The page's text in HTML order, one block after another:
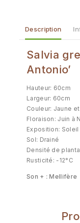
Description
Salvia
Antonio’
Hauteur: 60cm
Largeur: 60cm
Couleur: Jaune
Floraison: Juin à
Exposition: Soleil
Sol: Drainé
Densité de
Rusticité: -12°C
Son + : Mellifère